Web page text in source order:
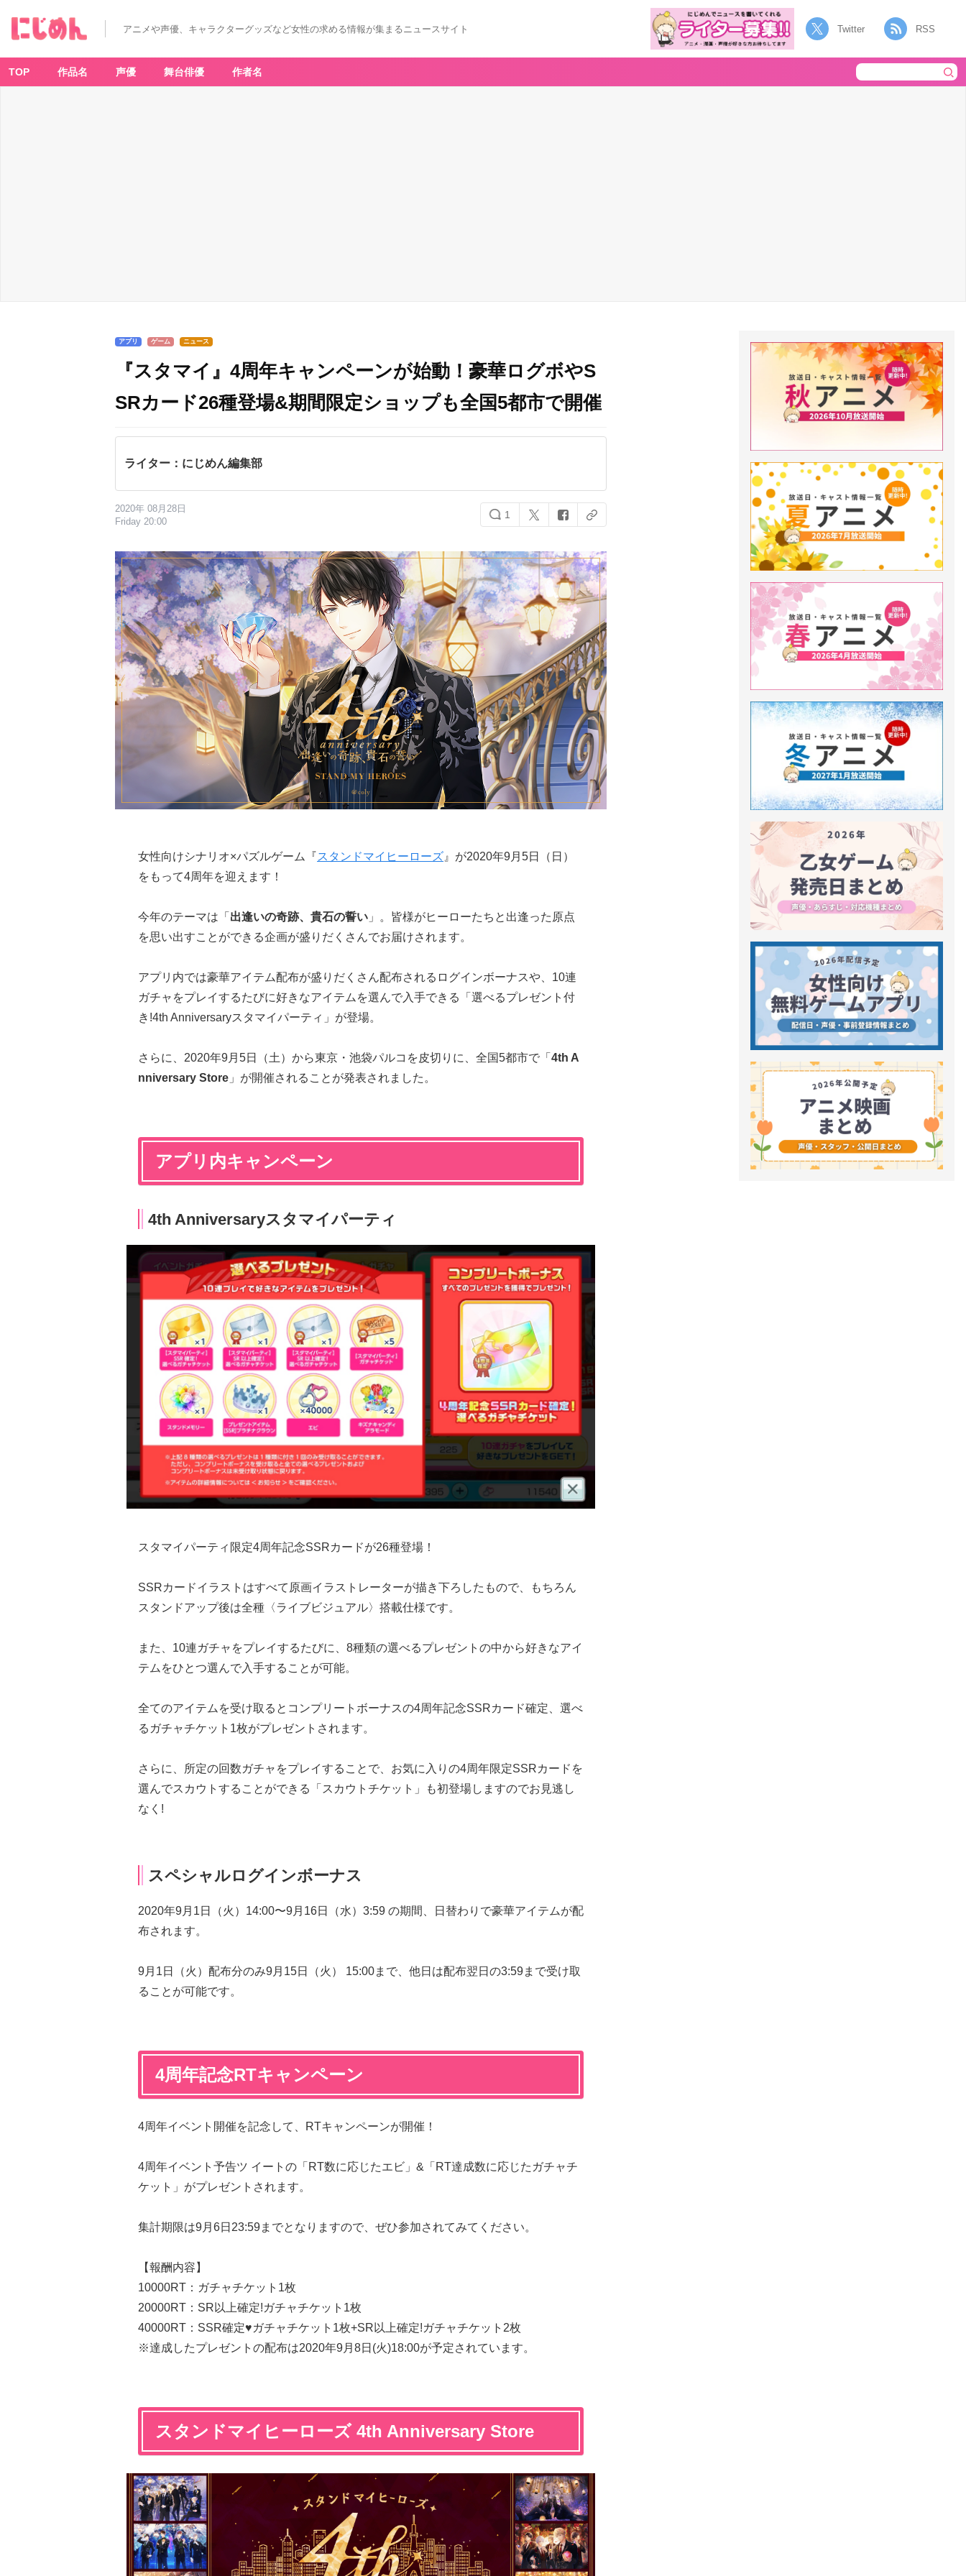
アニメや声優、キャラクターグッズなど女性の求める情報が集まるニュースサイト Twitter RSS
TOP 作品名 声優 舞台俳優 作者名
アプリ ゲーム ニュース
『スタマイ』4周年キャンペーンが始動！豪華ログボやS
SRカード26種登場&期間限定ショップも全国5都市で開催
ライター：にじめん編集部
2020年 08月28日
Friday 20:00
1
女性向けシナリオ×パズルゲーム『スタンドマイヒーローズ 』が2020年9月5日（日）
をもって4周年を迎えます！
今年のテーマは「 出逢いの奇跡、貴石の誓い 」。皆様がヒーローたちと出逢った原点
を思い出すことができる企画が盛りだくさんでお届けされます。
アプリ内では豪華アイテム配布が盛りだくさん配布されるログインボーナスや、10連
ガチャをプレイするたびに好きなアイテムを選んで入手できる「選べるプレゼント付
き!4th Anniversaryスタマイパーティ」が登場。
さらに、2020年9月5日（土）から東京・池袋パルコを皮切りに、全国5都市で「 4th A
nniversary Store 」が開催されることが発表されました。
アプリ内キャンペーン
4th Anniversaryスタマイパーティ
スタマイパーティ限定4周年記念SSRカードが26種登場！
SSRカードイラストはすべて原画イラストレーターが描き下ろしたもので、もちろん
スタンドアップ後は全種〈ライブビジュアル〉搭載仕様です。
また、10連ガチャをプレイするたびに、8種類の選べるプレゼントの中から好きなアイ
テムをひとつ選んで入手することが可能。
全てのアイテムを受け取るとコンプリートボーナスの4周年記念SSRカード確定、選べ
るガチャチケット1枚がプレゼントされます。
さらに、所定の回数ガチャをプレイすることで、お気に入りの4周年限定SSRカードを
選んでスカウトすることができる「スカウトチケット」も初登場しますのでお見逃し
なく!
スペシャルログインボーナス
2020年9月1日（火）14:00〜9月16日（水）3:59 の期間、日替わりで豪華アイテムが配
布されます。
9月1日（火）配布分のみ9月15日（火） 15:00まで、他日は配布翌日の3:59まで受け取
ることが可能です。
4周年記念RTキャンペーン
4周年イベント開催を記念して、RTキャンペーンが開催！
4周年イベント予告ツ イートの「RT数に応じたエビ」&「RT達成数に応じたガチャチ
ケット」がプレゼントされます。
集計期限は9月6日23:59までとなりますので、ぜひ参加されてみてください。
【報酬内容】
10000RT：ガチャチケット1枚
20000RT：SR以上確定!ガチャチケット1枚
40000RT：SSR確定♥ガチャチケット1枚+SR以上確定!ガチャチケット2枚
※達成したプレゼントの配布は2020年9月8日(火)18:00が予定されています。
スタンドマイヒーローズ 4th Anniversary Store